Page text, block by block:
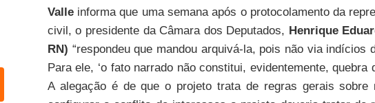
Valleinforma que uma semana após o protocolamento da
civil, o presidente da Câmara dos Deputados, Henrique
RN) “respondeu que mandou arquivá-la, pois não via indícios
Para ele, ‘o fato narrado não constitui, evidentemente, quebra
A alegação é de que o projeto trata de regras gerais sobre